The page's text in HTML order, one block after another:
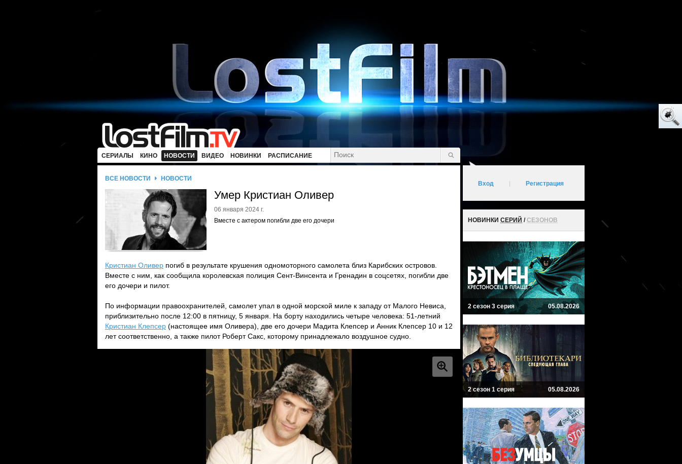
СЕРИАЛЫ КИНО НОВОСТИ ВИДЕО НОВИНКИ РАСПИСАНИЕ
ВСЕ НОВОСТИ НОВОСТИ
Умер Кристиан Оливер
06 января 2024 г.
Вместе с актером погибли две его дочери
Кристиан Оливер погиб в результате крушения одномоторного самолета близ Карибских островов.
Вместе с ним, как сообщила королевская полиция Сент-Винсента и Гренадин в соцсетях, погибли две
его дочери и пилот.
По информации правоохранителей, самолет упал в одной морской миле к западу от Малого Невиса,
приблизительно после 12:00 в пятницу, 5 января. На борту находились четыре человека: 51-летний
Кристиан Клепсер (настоящее имя Оливера), две его дочери Мадита Клепсер и Анник Клепсер 10 и 12
лет соответственно, а также пилот Роберт Сакс, которому принадлежало воздушное судно.
Вход Регистрация
НОВИНКИ СЕРИЙ /СЕЗОНОВ
2 сезон 3 серия 05.08.2026
2 сезон 1 серия 05.08.2026